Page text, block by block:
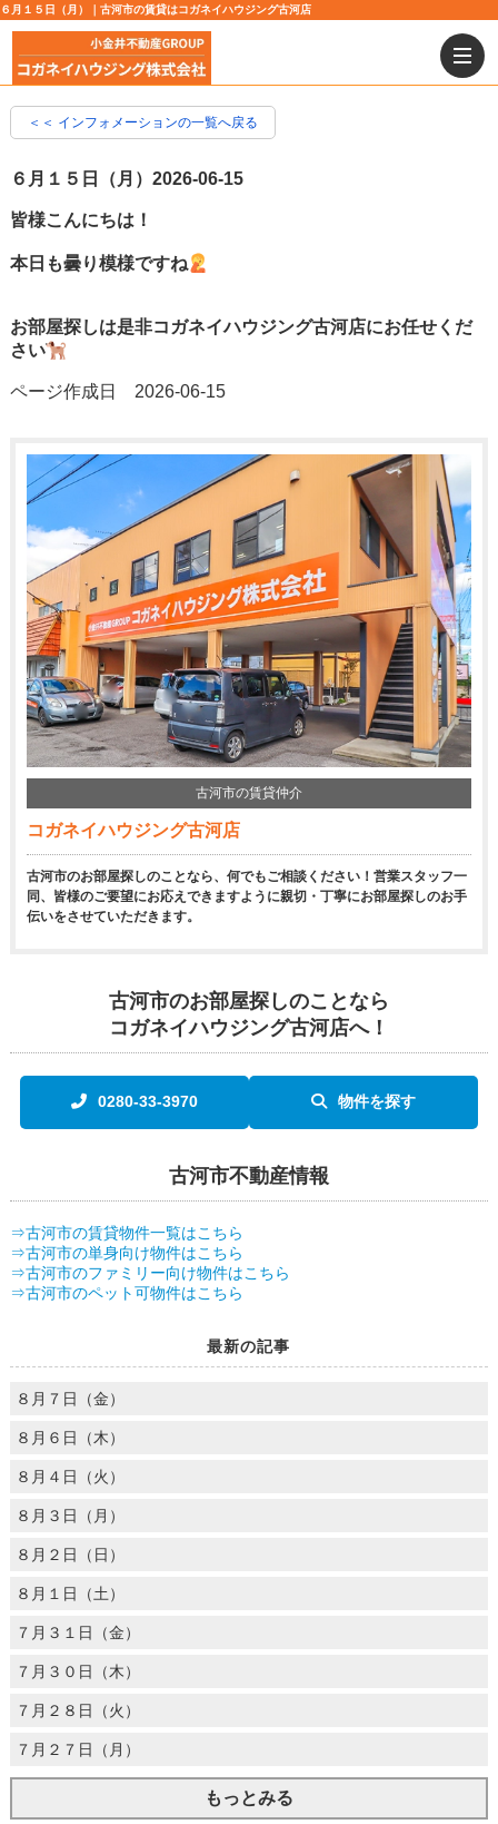
６月１５日（月）｜古河市の賃貸はコガネイハウジング古河店
＜＜ インフォメーションの一覧へ戻る
６月１５日（月） 2026-06-15
皆様こんにちは！
本日も曇り模様ですね
お部屋探しは是非コガネイハウジング古河店にお任せくだ
さい
ページ作成日 2026-06-15
古河市の賃貸仲介
コガネイハウジング古河店
古河市のお部屋探しのことなら、何でもご相談ください！営業スタッフ一
同、皆様のご要望にお応えできますように親切・丁寧にお部屋探しのお手
伝いをさせていただきます。
古河市のお部屋探しのことなら
コガネイハウジング古河店へ！
0280-33-3970 物件を探す
古河市不動産情報
⇒古河市の賃貸物件一覧はこちら
⇒古河市の単身向け物件はこちら
⇒古河市のファミリー向け物件はこちら
⇒古河市のペット可物件はこちら
最新の記事
８月７日（金）
８月６日（木）
８月４日（火）
８月３日（月）
８月２日（日）
８月１日（土）
７月３１日（金）
７月３０日（木）
７月２８日（火）
７月２７日（月）
もっとみる